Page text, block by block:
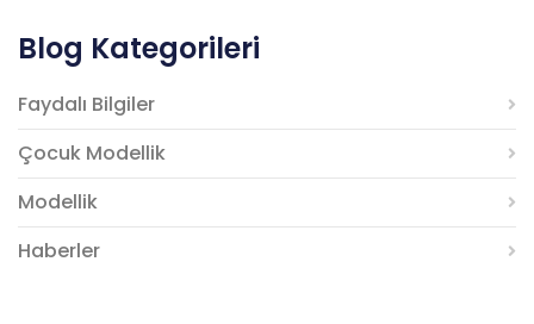
Blog Kategorileri
Faydalı Bilgiler
Çocuk Modellik
Modellik
Haberler